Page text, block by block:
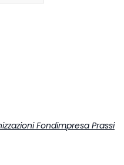
Fondimpresa Prassi